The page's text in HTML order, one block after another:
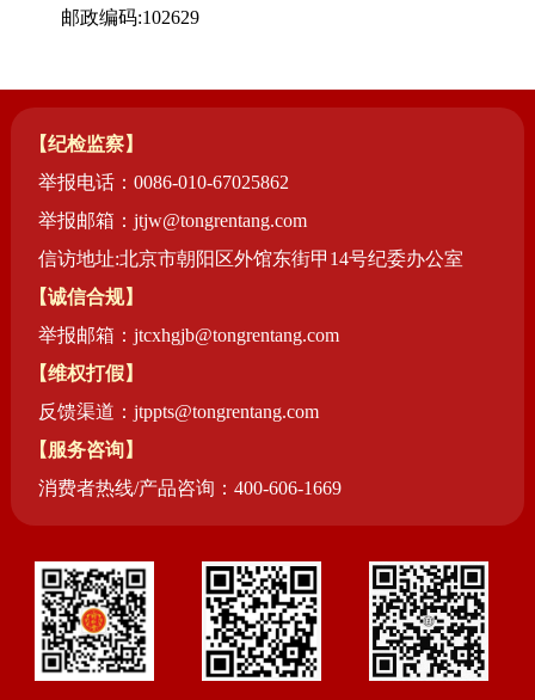
邮政编码:102629
【纪检监察】
举报电话：0086-010-67025862
举报邮箱：jtjw@tongrentang.com
信访地址:北京市朝阳区外馆东街甲14号纪委办公室
【诚信合规】
举报邮箱：jtcxhgjb@tongrentang.com
【维权打假】
反馈渠道：jtppts@tongrentang.com
【服务咨询】
消费者热线/产品咨询：400-606-1669